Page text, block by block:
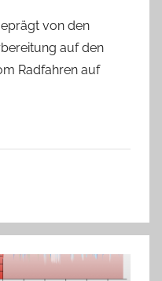
von den
auf den
Radfahren auf